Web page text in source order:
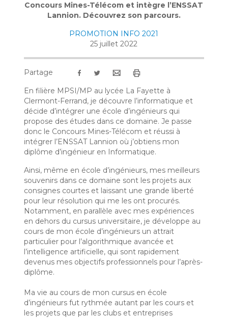
Concours Mines-Télécom et intègre l’ENSSAT
Lannion. Découvrez son parcours.
PROMOTION INFO 2021
25 juillet 2022
Partage
En filière MPSI/MP au lycée La Fayette à
Clermont-Ferrand, je découvre l’informatique et
décide d’intégrer une école d’ingénieurs qui
propose des études dans ce domaine. Je passe
donc le Concours Mines-Télécom et réussi à
intégrer l’ENSSAT Lannion où j’obtiens mon
diplôme d’ingénieur en Informatique.
Ainsi, même en école d’ingénieurs, mes meilleurs
souvenirs dans ce domaine sont les projets aux
consignes courtes et laissant une grande liberté
pour leur résolution qui me les ont procurés.
Notamment, en parallèle avec mes expériences
en dehors du cursus universitaire, je développe au
cours de mon école d’ingénieurs un attrait
particulier pour l’algorithmique avancée et
l’intelligence artificielle, qui sont rapidement
devenus mes objectifs professionnels pour l’après-
diplôme.
Ma vie au cours de mon cursus en école
d’ingénieurs fut rythmée autant par les cours et
les projets que par les clubs et entreprises